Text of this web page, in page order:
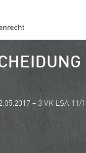
– 3 VK LSA 11/